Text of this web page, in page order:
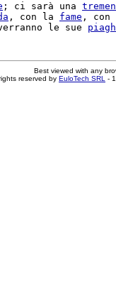
; ci sarà una
, con la fame ,
le sue
Best viewed with any
reserved by EuloTech SRL -